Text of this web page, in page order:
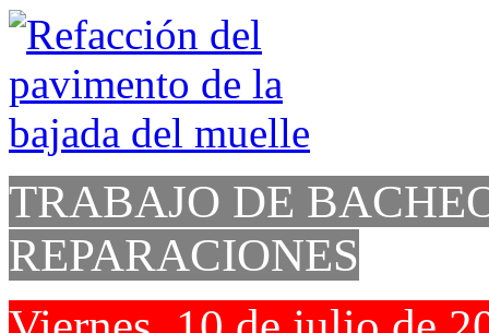
TRABAJO DE
REPARACIONES